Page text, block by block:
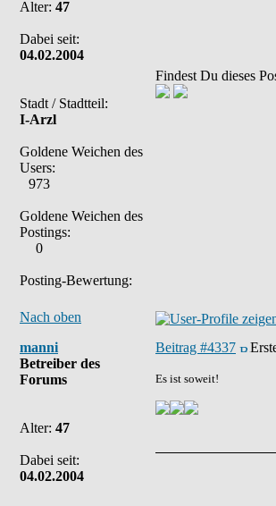
Alter: 47
Dabei seit:
04.02.2004
Stadt / Stadtteil:
I-Arzl
Goldene Weichen des
Users:
973
Goldene Weichen des
Postings:
0
Posting-Bewertung:
Findest Du dieses
Nach oben
manni
Betreiber des
Forums
Alter: 47
Dabei seit:
04.02.2004
Beitrag #4337
Es ist soweit!